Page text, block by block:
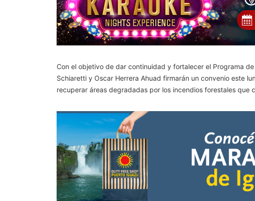
Con el objetivo de dar continuidad y fortalecer el Programa
Schiaretti y Oscar Herrera Ahuad firmarán un convenio este
recuperar áreas degradadas por los incendios forestales que